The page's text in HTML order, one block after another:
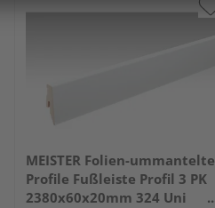
MEISTER Folien-ummantelte
Profile Fußleiste Profil 3 PK
2380x60x20mm 324 Uni